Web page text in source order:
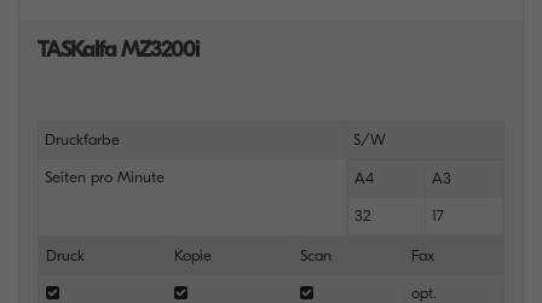
TASKalfa MZ3200i
Druckfarbe S/W
Seiten pro Minute A4 A3
32 17
Druck Kopie Scan Fax
opt.